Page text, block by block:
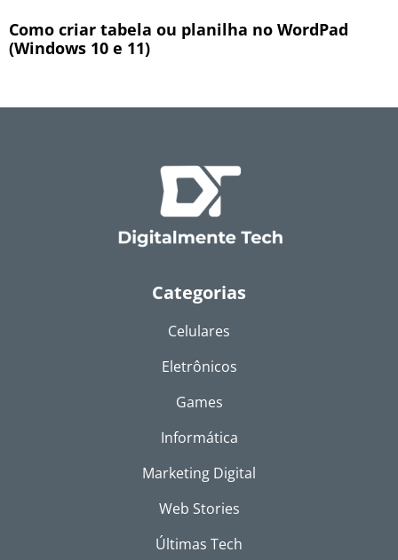
Como criar tabela ou planilha no WordPad
(Windows 10 e 11)
Categorias
Celulares
Eletrônicos
Games
Informática
Marketing Digital
Web Stories
Últimas Tech